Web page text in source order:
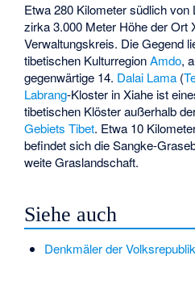
Etwa 280 Kilometer südlich
zirka 3.000 Meter Höhe der Ort
Verwaltungskreis. Die Gegend
tibetischen KulturregionAmdo,
gegenwärtige 14. Dalai Lama (
Labrang-Kloster in Xiahe ist
tibetischen Klöster außerhalb
Gebiets Tibet. Etwa 10
befindet sich die Sangke-
weite Graslandschaft.
Siehe auch
Denkmäler der